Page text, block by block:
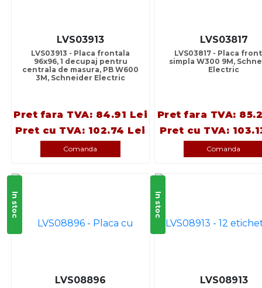
LVS03913
LVS03913 - Placa frontala
96x96, 1 decupaj pentru
centrala de masura, PB W600
3M, Schneider Electric
Pret fara TVA: 84.91 Lei
Pret cu TVA: 102.74 Lei
Comanda
LVS03817
LVS03817 - Placa
simpla W300 9M,
Electric
Pret fara TVA:
Pret cu TVA:
Comanda
In stoc
LVS08896
In stoc
LVS08913